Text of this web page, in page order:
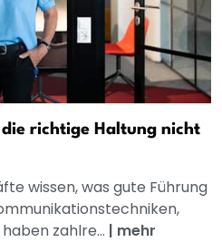
richtige Haltung nicht
wissen, was gute Führung
zahlre... | mehr